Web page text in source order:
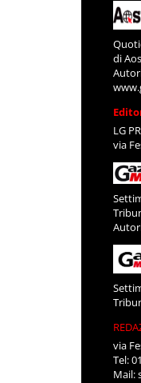
di
LG
via
via
Tel:
Mail: